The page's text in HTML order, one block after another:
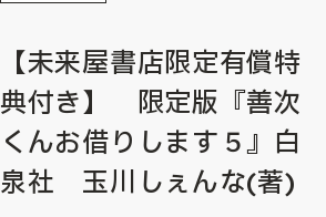
【未来屋書店限定有償特
典付き】 限定版『善次
くんお借りします５』白
泉社 玉川しぇんな(著)